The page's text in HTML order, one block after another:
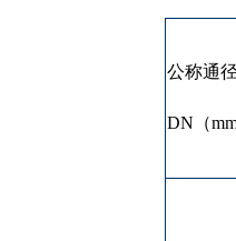
公称通径
DN（